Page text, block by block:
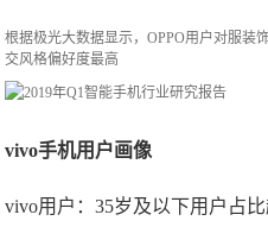
根据极光大数据显示，OPPO用户对服装
交风格偏好度最高
vivo手机用户画像
vivo用户：35岁及以下用户占